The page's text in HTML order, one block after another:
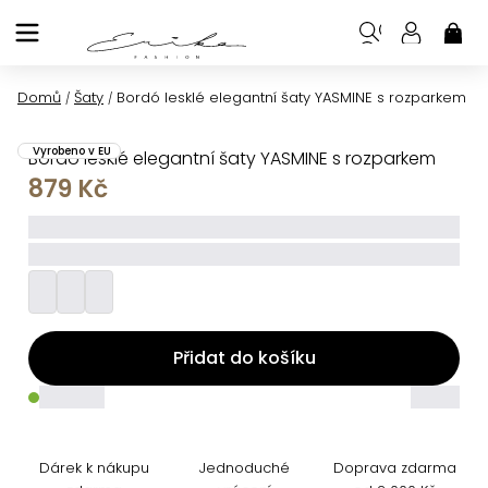
na
Domů / Šaty / Bordó lesklé elegantní šaty YASMINE s rozparkem
Bordó lesklé elegantní šaty YASMINE s rozparkem
Vyrobeno v EU
879 Kč
Přidat do košíku
Dárek k nákupu
Jednoduché
Doprava zdarma